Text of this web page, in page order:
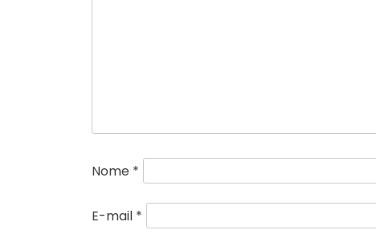
Nome *
E-mail *